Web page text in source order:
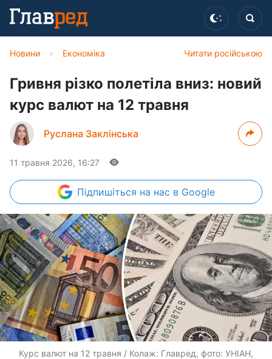
Читати російською
Новини › Економіка
Гривня різко полетіла вниз: новий
курс валют на 12 травня
Руслана Заклінська
11 травня 2026, 16:27
Підпишіться на нас в Google
Курс валют на 12 травня / Колаж: Главред, фото: УНІАН,